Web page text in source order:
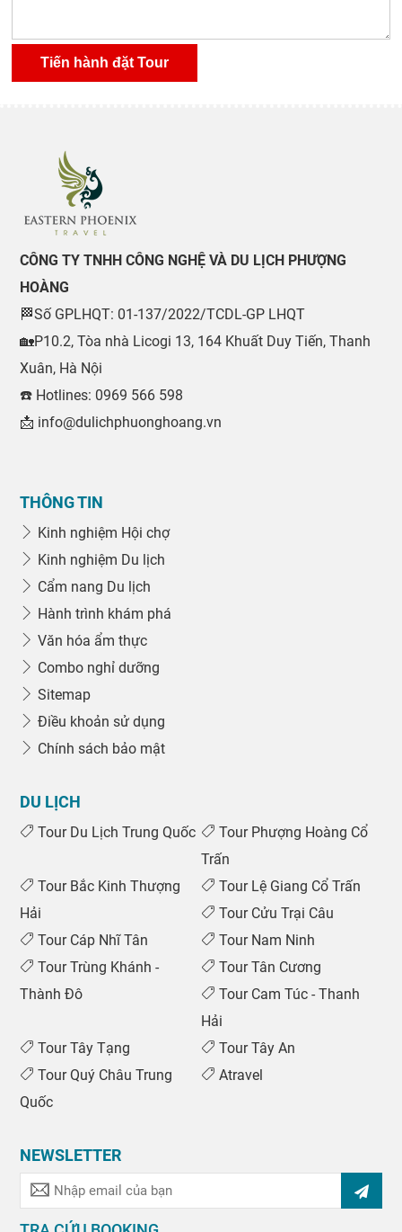
CÔNG TY TNHH CÔNG NGHỆ VÀ DU LỊCH PHƯỢNG
HOÀNG
🏁Số GPLHQT: 01-137/2022/TCDL-GP LHQT
🏡P10.2, Tòa nhà Licogi 13, 164 Khuất Duy Tiến, Thanh
Xuân, Hà Nội
☎️ Hotlines: 0969 566 598
📩 info@dulichphuonghoang.vn
THÔNG TIN
Kinh nghiệm Hội chợ
Kinh nghiệm Du lịch
Cẩm nang Du lịch
Hành trình khám phá
Văn hóa ẩm thực
Combo nghỉ dưỡng
Sitemap
Điều khoản sử dụng
Chính sách bảo mật
DU LỊCH
Tour Du Lịch Trung Quốc
Tour Phượng Hoàng Cổ
Trấn
Tour Bắc Kinh Thượng
Hải
Tour Lệ Giang Cổ Trấn
Tour Cửu Trại Câu
Tour Cáp Nhĩ Tân
Tour Nam Ninh
Tour Trùng Khánh -
Thành Đô
Tour Tân Cương
Tour Cam Túc - Thanh
Hải
Tour Tây Tạng
Tour Tây An
Tour Quý Châu Trung
Quốc
Atravel
NEWSLETTER